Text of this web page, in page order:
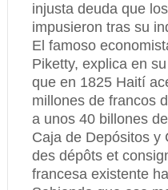
injusta deuda que
impusieron tras su
El famoso
Piketty, explica en
que en 1825 Haití
millones de francos
a unos 40 billones
Caja de Depósitos y
des dépôts et
francesa existente